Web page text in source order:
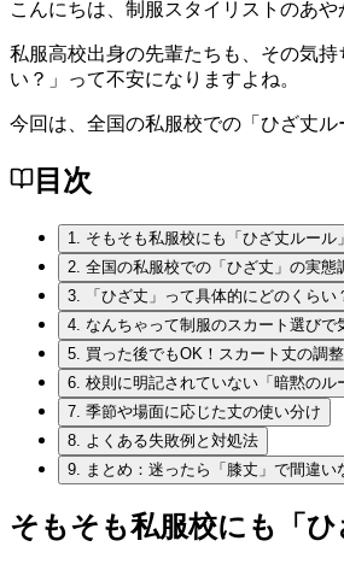
こんにちは、制服スタイリストのあ
私服高校出身の先輩たちも、その気
い？」って不安になりますよね。
今回は、全国の私服校での「ひざ丈
目次
1. そもそも私服校にも「ひざ丈ルール
2. 全国の私服校での「ひざ丈」の実態
3.
「ひざ丈」って具体的にどのくら
4. なんちゃって制服のスカート選びで
5. 買った後でもOK！スカート丈の調
6. 校則に明記されていない「暗黙のル
7. 季節や場面に応じた丈の使い分け
8.
よくある失敗例と対処法
9.
まとめ：迷ったら「膝丈」で間違い
そもそも私服校にも「